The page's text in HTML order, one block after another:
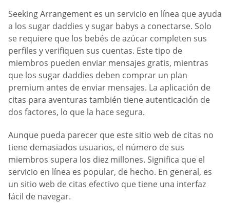
Seeking Arrangement es un servicio en línea que ayuda
a los sugar daddies y sugar babys a conectarse. Solo
se requiere que los bebés de azúcar completen sus
perfiles y verifiquen sus cuentas. Este tipo de
miembros pueden enviar mensajes gratis, mientras
que los sugar daddies deben comprar un plan
premium antes de enviar mensajes. La aplicación de
citas para aventuras también tiene autenticación de
dos factores, lo que la hace segura.
Aunque pueda parecer que este sitio web de citas no
tiene demasiados usuarios, el número de sus
miembros supera los diez millones. Significa que el
servicio en línea es popular, de hecho. En general, es
un sitio web de citas efectivo que tiene una interfaz
fácil de navegar.